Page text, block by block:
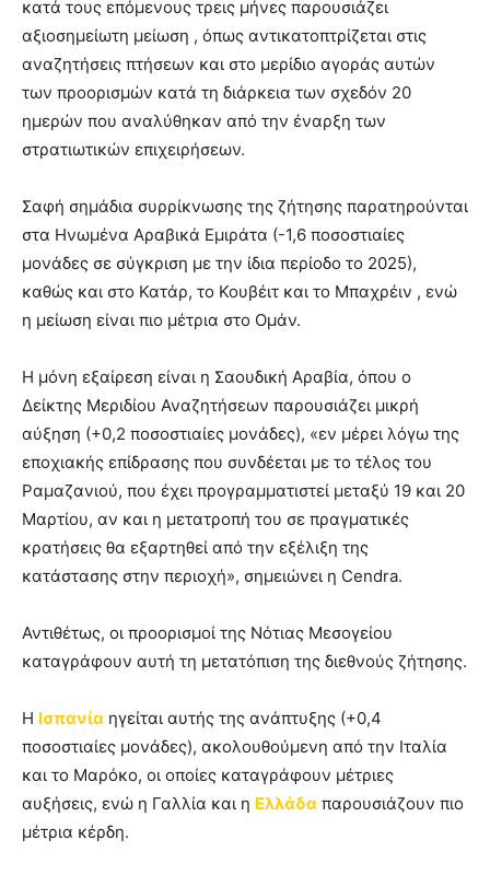
κατά τους επόμενους τρεις μήνες παρουσιάζει
αξιοσημείωτη μείωση , όπως αντικατοπτρίζεται στις
αναζητήσεις πτήσεων και στο μερίδιο αγοράς αυτών
των προορισμών κατά τη διάρκεια των σχεδόν 20
ημερών που αναλύθηκαν από την έναρξη των
στρατιωτικών επιχειρήσεων.
Σαφή σημάδια συρρίκνωσης της ζήτησης παρατηρούνται
στα Ηνωμένα Αραβικά Εμιράτα (-1,6 ποσοστιαίες
μονάδες σε σύγκριση με την ίδια περίοδο το 2025),
καθώς και στο Κατάρ, το Κουβέιτ και το Μπαχρέιν , ενώ
η μείωση είναι πιο μέτρια στο Ομάν.
Η μόνη εξαίρεση είναι η Σαουδική Αραβία, όπου ο
Δείκτης Μεριδίου Αναζητήσεων παρουσιάζει μικρή
αύξηση (+0,2 ποσοστιαίες μονάδες), «εν μέρει λόγω της
εποχιακής επίδρασης που συνδέεται με το τέλος του
Ραμαζανιού, που έχει προγραμματιστεί μεταξύ 19 και 20
Μαρτίου, αν και η μετατροπή του σε πραγματικές
κρατήσεις θα εξαρτηθεί από την εξέλιξη της
κατάστασης στην περιοχή», σημειώνει η Cendra.
Αντιθέτως, οι προορισμοί της Νότιας Μεσογείου
καταγράφουν αυτή τη μετατόπιση της διεθνούς ζήτησης.
Η Ισπανία ηγείται αυτής της ανάπτυξης (+0,4
ποσοστιαίες μονάδες), ακολουθούμενη από την Ιταλία
και το Μαρόκο, οι οποίες καταγράφουν μέτριες
αυξήσεις, ενώ η Γαλλία και η Ελλάδα παρουσιάζουν πιο
μέτρια κέρδη.